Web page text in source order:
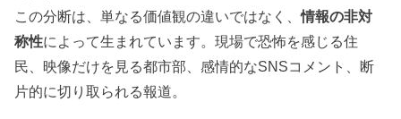
この分断は、単なる価値観の違いではなく、情報の非対
称性によって生まれています。現場で恐怖を感じる住
民、映像だけを見る都市部、感情的なSNSコメント、断
片的に切り取られる報道。